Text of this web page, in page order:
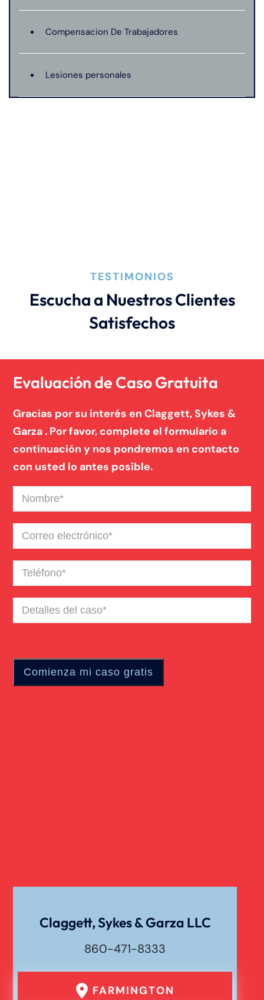
Compensacion De Trabajadores
Lesiones personales
TESTIMONIOS
Escucha a Nuestros Clientes
Satisfechos
Evaluación de Caso Gratuita
Gracias por su interés en Claggett, Sykes &
Garza . Por favor, complete el formulario a
continuación y nos pondremos en contacto
con usted lo antes posible.
Nombre(Required)
Correo
electrónico(Required)
Teléfono(Required)
Detalles
del
Claggett, Sykes & Garza LLC
860-471-8333
FARMINGTON